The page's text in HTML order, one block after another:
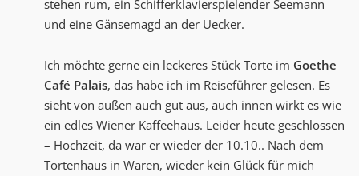
stehen rum, ein Schifferklavierspielender Seemann
und eine Gänsemagd an der Uecker.
Ich möchte gerne ein leckeres Stück Torte im Goethe
Café Palais, das habe ich im Reiseführer gelesen. Es
sieht von außen auch gut aus, auch innen wirkt es wie
ein edles Wiener Kaffeehaus. Leider heute geschlossen
– Hochzeit, da war er wieder der 10.10.. Nach dem
Tortenhaus in Waren, wieder kein Glück für mich